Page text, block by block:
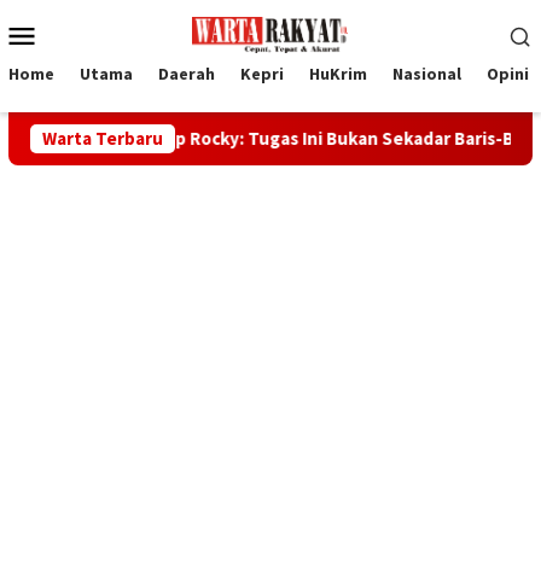
ke
Mobile
Home Utama Daerah Kepri HuKrim Nasional Opini
Warta Terbaru
Wabup Rocky: Tugas Ini Bukan Sekadar Baris-Berbaris